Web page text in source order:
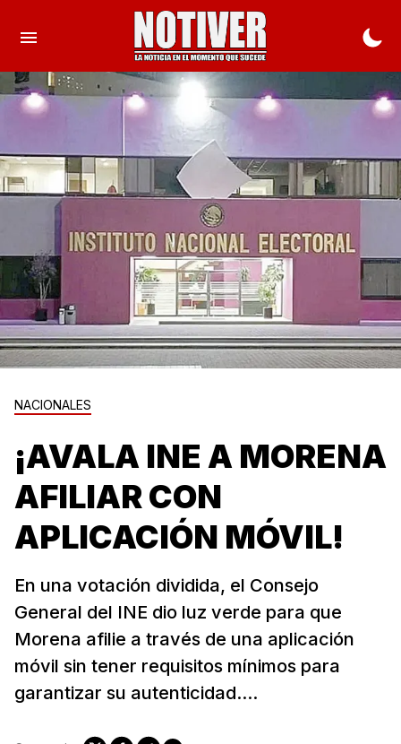
NACIONALES
¡AVALA INE A MORENA
AFILIAR CON
APLICACIÓN MÓVIL!
En una votación dividida, el Consejo
General del INE dio luz verde para que
Morena afilie a través de una aplicación
móvil sin tener requisitos mínimos para
garantizar su autenticidad....